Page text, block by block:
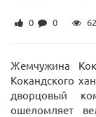
0 0
Жемчужина
Кокандского
дворцовый
ошеломляет